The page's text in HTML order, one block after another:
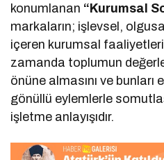
konumlanan “Kurumsal
markaların; işlevsel,
içeren kurumsal
zamanda toplumun
önüne almasını ve bunları
gönüllü eylemlerle
işletme anlayışıdır.